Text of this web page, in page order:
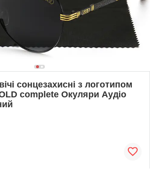
сонцезахисні з логотипом
complete Окуляри Аудіо